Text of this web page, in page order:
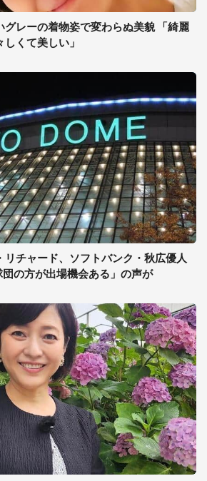
グレーの着物姿で変わらぬ美貌 「綺麗
くて美しい」
リチャード、ソフトバンク・秋広優人
の方が出場機会ある」の声が